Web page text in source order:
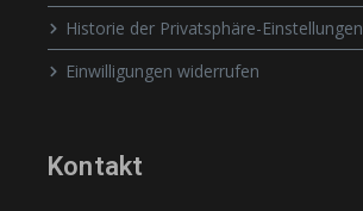
Historie der Privatsphäre-Einstellungen
Einwilligungen widerrufen
Kontakt